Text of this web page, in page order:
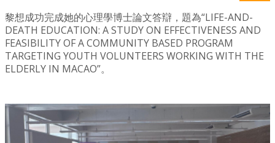
黎想成功完成她的心理學博士論文答辯，題為“LIFE-AND-
DEATH EDUCATION: A STUDY ON EFFECTIVENESS AND
FEASIBILITY OF A COMMUNITY BASED PROGRAM
TARGETING YOUTH VOLUNTEERS WORKING WITH THE
ELDERLY IN MACAO”。